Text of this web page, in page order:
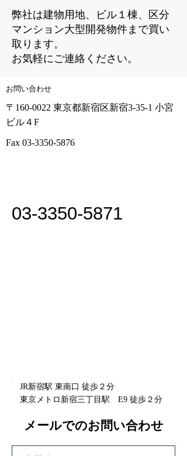
弊社は建物用地、ビル１棟、区分
マンション大型開発物件まで買い
取ります。
​お気軽にご連絡ください。
お問い合わせ
〒160-0022 東京都新宿区新宿3-35-1 ​小宮
ビル４F
Fax 03-3350-5876
​03-3350-5871
JR新宿駅 東南口 徒歩２分
​東京メトロ新宿三丁目駅 E9 徒歩２分
メールでのお問い合わせ